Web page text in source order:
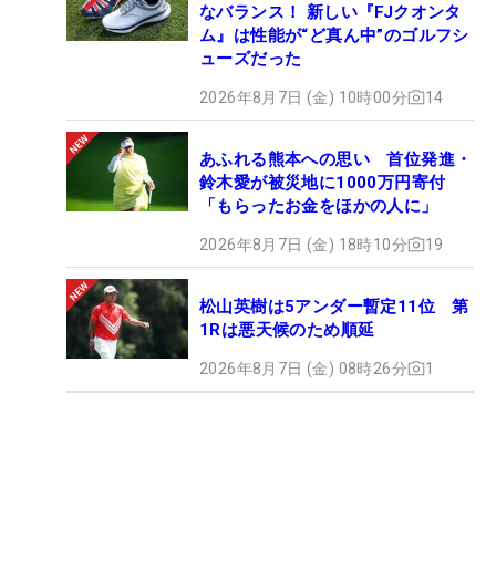
なバランス！ 新しい『FJクオンタ
ム』は性能が“ど真ん中”のゴルフシ
ューズだった
2026年8月7日 (金) 10時00分 14
あふれる熊本への思い 首位発進・
鈴木愛が被災地に1000万円寄付
「もらったお金をほかの人に」
2026年8月7日 (金) 18時10分 19
松山英樹は5アンダー暫定11位 第
1Rは悪天候のため順延
2026年8月7日 (金) 08時26分 1